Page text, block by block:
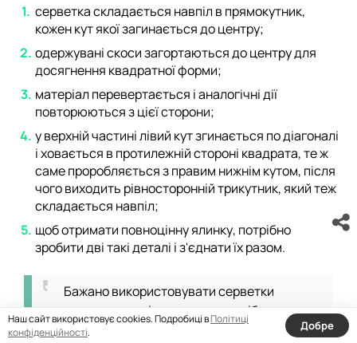
серветка складається навпіл в прямокутник,
кожен кут якої загинається до центру;
одержувані скоси загортаються до центру для
досягнення квадратної форми;
матеріал перевертається і аналогічні дії
повторюються з цієї сторони;
у верхній частині лівий кут згинається по діагоналі
і ховається в протилежній стороні квадрата, те ж
саме проробляється з правим нижнім кутом, після
чого виходить рівносторонній трикутник, який теж
складається навпіл;
щоб отримати повноцінну ялинку, потрібно
зробити дві такі деталі і з'єднати їх разом.
Бажано використовувати серветки
зеленого кольору і прикрасити виріб паєтками,
намистинами або іншими декоративними
Наш сайт використовує cookies. Подробиці вПолітиці
конфіденційності. Добре